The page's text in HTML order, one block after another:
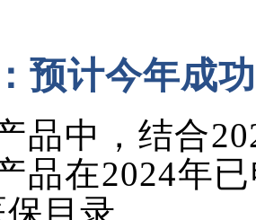
预计今年成
品中，结合
品在2024年
目录。